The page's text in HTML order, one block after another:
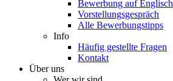
Bewerbung auf Englisch
Vorstellungsgespräch
Alle Bewerbungstipps
Info
Häufig gestellte Fragen
Kontakt
Über uns